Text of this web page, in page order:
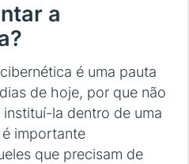
a
é uma pauta
de hoje, por que não
la dentro de uma
é importante
que precisam de